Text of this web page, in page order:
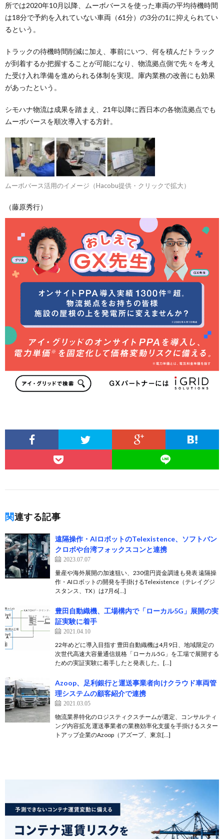
所では2020年10月以降、ムーボバースを使った車両の平均待機時間
は18分で予約を入れていない車両（61分）の3分の1に抑えられてい
るという。
トラックの待機時間削減に加え、事前にいつ、何を積んだトラック
が到着するか把握することが可能になり、物流拠点側で先々を考え
た受け入れ準備を進められる体制を実現。庫内業務の改善にも効果
があったという。
シモハナ物流は成果を踏まえ、21年以降に西日本の各物流拠点でも
ムーボバースを順次導入する方針。
ムーボバース活用のイメージ（Hacobu提供・クリックで拡大）
（藤原秀行）
関連する記事
遠隔操作・AIロボットのTelexistence、ソフトバン
クロボや台湾フォックスコンと連携
2023.07.07
量産や海外展開の加速狙い、230億円資金調達も発表 遠隔操
作・AIロボットの開発を手掛けるTelexistence（テレイグジ
スタンス、TX）は7月6[…]
豊田自動織機、工場構内で「ローカル5G」展開の実
証実験に着手
2021.04.10
22年めどに導入目指す 豊田自動織機は4月9日、地域限定の
次世代高速大容量通信規格「ローカル5G」を工場で展開する
ための実証実験に着手したと発表した。[…]
Azoop、足利銀行と運送事業者向けクラウド車両管
理システムの顧客紹介で連携
2021.03.05
物流業界特化のロジスティクスチームが選定、コンサルティ
ング内容拡充 運送事業者の業務効率化支援を手掛けるスター
トアップ企業のAzoop（アズープ、東京[…]